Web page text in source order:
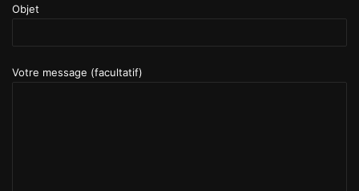
Objet
Votre message (facultatif)